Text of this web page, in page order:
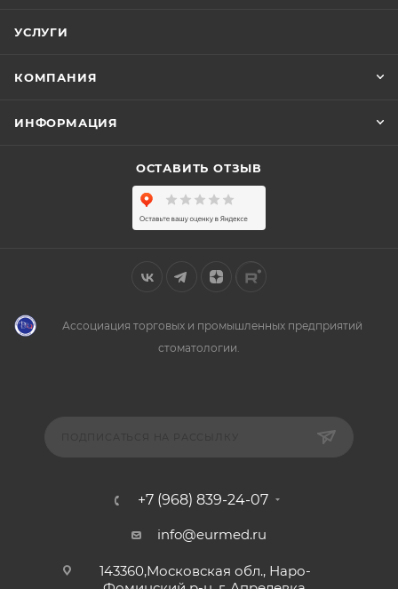
УСЛУГИ
КОМПАНИЯ
ИНФОРМАЦИЯ
ОСТАВИТЬ ОТЗЫВ
Ассоциация торговых и промышленных предприятий
стоматологии.
+7 (968) 839-24-07
info@eurmed.ru
143360,Московская обл., Наро-